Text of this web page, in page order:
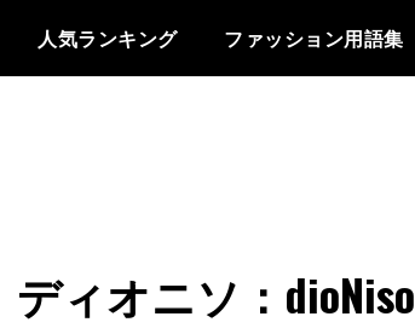
人気ランキング ファッション用語集
ディオニソ：dioNiso